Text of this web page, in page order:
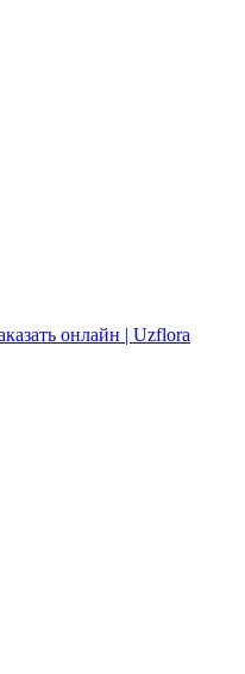
онлайн | Uzflora